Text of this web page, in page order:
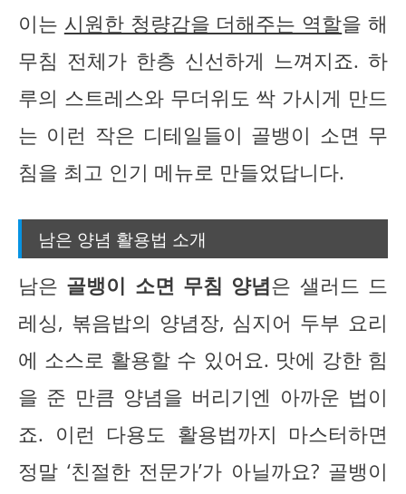
이는 시원한 청량감을 더해주는 역할을 해
무침 전체가 한층 신선하게 느껴지죠. 하
루의 스트레스와 무더위도 싹 가시게 만드
는 이런 작은 디테일들이 골뱅이 소면 무
침을 최고 인기 메뉴로 만들었답니다.
남은 양념 활용법 소개
남은 골뱅이 소면 무침 양념은 샐러드 드
레싱, 볶음밥의 양념장, 심지어 두부 요리
에 소스로 활용할 수 있어요. 맛에 강한 힘
을 준 만큼 양념을 버리기엔 아까운 법이
죠. 이런 다용도 활용법까지 마스터하면
정말 ‘친절한 전문가’가 아닐까요? 골뱅이